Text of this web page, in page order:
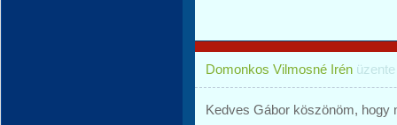
Domonkos Vilmosné Irén
Kedves Gábor köszönöm, hogy